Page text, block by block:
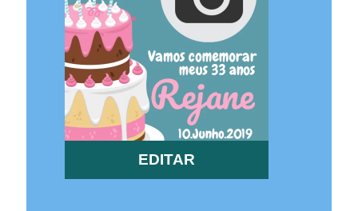
EDITAR